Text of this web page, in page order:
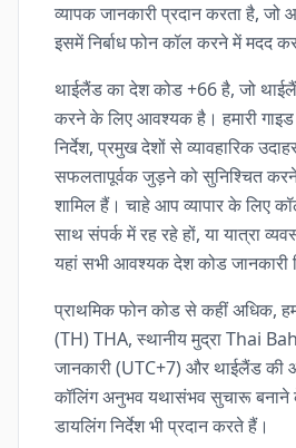
व्यापक जानकारी प्रदान करता है,
इसमें निर्बाध फोन कॉल करने में मदद
थाईलैंड का देश कोड +66 है, जो
करने के लिए आवश्यक है। हमारी गाइड
निर्देश, प्रमुख देशों से व्यावहारिक
सफलतापूर्वक जुड़ने को सुनिश्चित
शामिल हैं। चाहे आप व्यापार के लिए
साथ संपर्क में रह रहे हों, या यात्रा
यहां सभी आवश्यक देश कोड जानकारी
प्राथमिक फोन कोड से कहीं अधिक,
(TH) THA, स्थानीय मुद्रा Thai
जानकारी (UTC+7) और थाईलैंड की
कॉलिंग अनुभव यथासंभव सुचारू बनाने
डायलिंग निर्देश भी प्रदान करते हैं।